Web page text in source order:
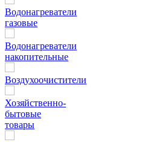
Водонагреватели
газовые
Водонагреватели
накопительные
Воздухоочистители
Хозяйственно-
бытовые
товары